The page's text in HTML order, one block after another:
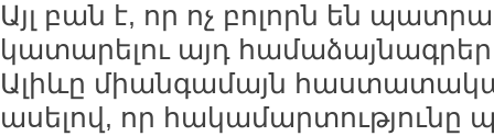
Այլ բան է, որ ոչ բոլորն են
կատարելու այդ
Ալիևը միանգամայն
ասելով, որ հակամարտությունը